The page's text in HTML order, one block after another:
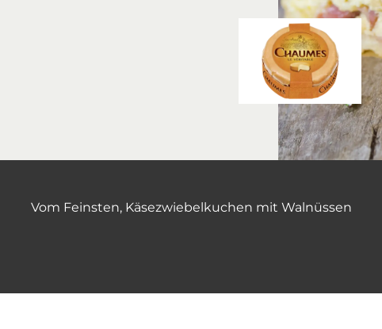
Vom Feinsten, Käsezwiebelkuchen mit Walnüssen